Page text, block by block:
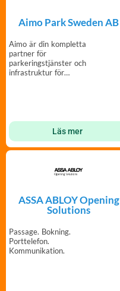
Aimo Park Sweden AB
Aimo är din kompletta
partner för
parkeringstjänster och
infrastruktur för
Läs mer
ASSA ABLOY Opening
Solutions
Passage. Bokning.
Porttelefon.
Kommunikation.